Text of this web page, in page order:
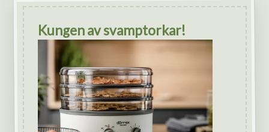
Kungen av svamptorkar!